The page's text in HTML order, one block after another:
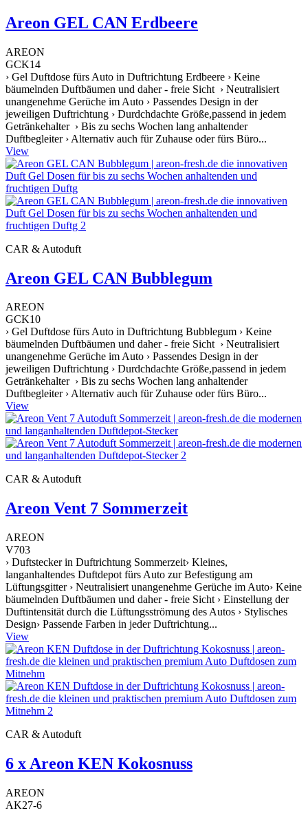
Areon GEL CAN Erdbeere
AREON
GCK14
› Gel Duftdose fürs Auto in Duftrichtung Erdbeere › Keine
bäumelnden Duftbäumen und daher - freie Sicht › Neutralisiert
unangenehme Gerüche im Auto › Passendes Design in der
jeweiligen Duftrichtung › Durdchdachte Größe,passend in jedem
Getränkehalter › Bis zu sechs Wochen lang anhaltender
Duftbegleiter › Alternativ auch für Zuhause oder fürs Büro...
View
CAR & Autoduft
Areon GEL CAN Bubblegum
AREON
GCK10
› Gel Duftdose fürs Auto in Duftrichtung Bubblegum › Keine
bäumelnden Duftbäumen und daher - freie Sicht › Neutralisiert
unangenehme Gerüche im Auto › Passendes Design in der
jeweiligen Duftrichtung › Durdchdachte Größe,passend in jedem
Getränkehalter › Bis zu sechs Wochen lang anhaltender
Duftbegleiter › Alternativ auch für Zuhause oder fürs Büro...
View
CAR & Autoduft
Areon Vent 7 Sommerzeit
AREON
V703
› Duftstecker in Duftrichtung Sommerzeit› Kleines,
langanhaltendes Duftdepot fürs Auto zur Befestigung am
Lüftungsgitter › Neutralisiert unangenehme Gerüche im Auto› Keine
bäumelnden Duftbäumen und daher - freie Sicht › Einstellung der
Duftintensität durch die Lüftungsströmung des Autos › Stylisches
Design› Passende Farben in jeder Duftrichtung...
View
CAR & Autoduft
6 x Areon KEN Kokosnuss
AREON
AK27-6